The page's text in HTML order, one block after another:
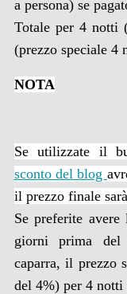
a persona) se
Totale per 4 notti
(prezzo speciale 4
NOTA
Se utilizzate il
sconto del blog
il prezzo finale
Se preferite
giorni prima del
caparra, il prezzo
del 4%) per 4